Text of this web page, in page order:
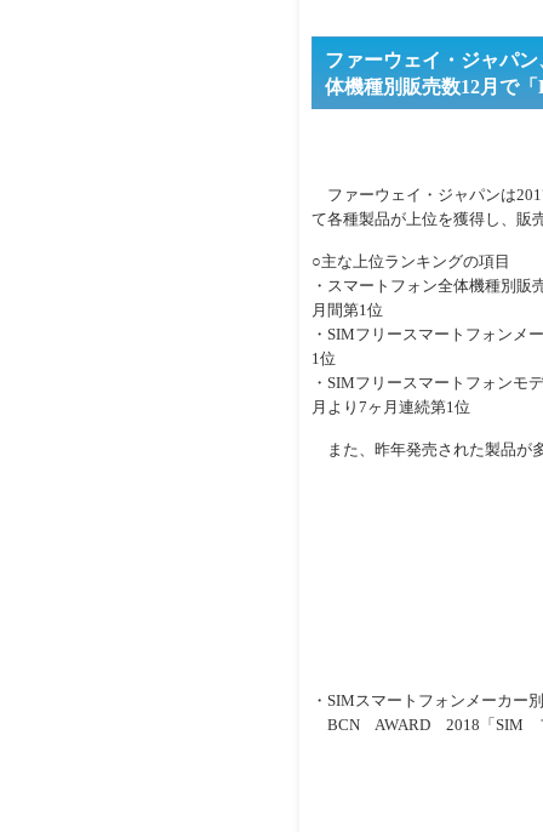
ファーウェイ・ジャパ
体機種別販売数12月で
ファーウェイ・ジャパンは
て各種製品が上位を獲得し、販
○主な上位ランキングの項目
・スマートフォン全体機種別
月間第1位
・SIMフリースマートフォン
1位
・SIMフリースマートフォンモ
月より7ヶ月連続第1位
また、昨年発売された製品が
・SIMスマートフォンメーカ
BCN AWARD 2018「SIM